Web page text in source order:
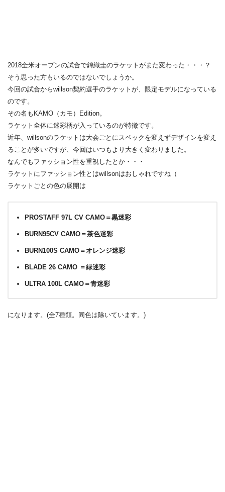
2018全米オープンの試合で錦織圭のラケットがまた変わった・・・？
そう思った方もいるのではないでしょうか。
今回の試合からwillson契約選手のラケットが、限定モデルになっている
のです。
その名もKAMO（カモ）Edition。
ラケット全体に迷彩柄が入っているのが特徴です。
近年、willsonのラケットは大会ごとにスペックを変えずデザインを変え
ることが多いですが、今回はいつもより大きく変わりました。
なんでもファッション性を重視したとか・・・
ラケットにファッション性とはwillsonはおしゃれですね（
ラケットごとの色の展開は
PROSTAFF 97L CV CAMO＝黒迷彩
BURN95CV CAMO＝茶色迷彩
BURN100S CAMO＝オレンジ迷彩
BLADE 26 CAMO ＝緑迷彩
ULTRA 100L CAMO＝青迷彩
になります。(全7種類。同色は除いています。)